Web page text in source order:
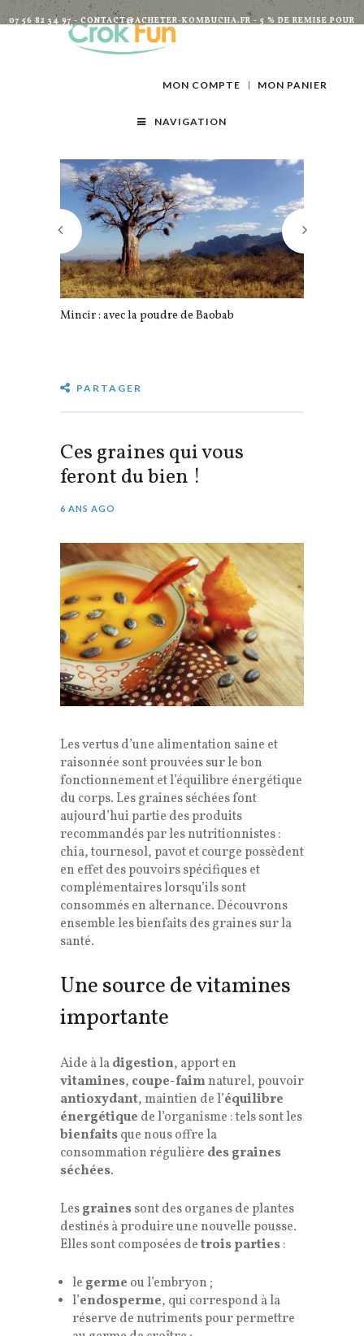
07 56 82 34 97 - CONTACT@ACHETER-KOMBUCHA.FR - 5 % DE REMISE POUR
MON COMPTE MON PANIER
NAVIGATION
Mincir : avec la poudre de Baobab
PARTAGER
Ces graines qui vous
feront du bien !
6 ANS AGO
Les vertus d’une alimentation saine et
raisonnée sont prouvées sur le bon
fonctionnement et l’équilibre énergétique
du corps. Les graines séchées font
aujourd’hui partie des produits
recommandés par les nutritionnistes :
chia, tournesol, pavot et courge possèdent
en effet des pouvoirs spécifiques et
complémentaires lorsqu’ils sont
consommés en alternance. Découvrons
ensemble les bienfaits des graines sur la
santé.
Une source de vitamines
importante
Aide à ladigestion, apport en
vitamines, coupe-faimnaturel, pouvoir
antioxydant, maintien de l’équilibre
énergétique de l’organisme : tels sont les
bienfaitsque nous offre la
consommation régulière des graines
séchées.
Lesgrainessont des organes de plantes
destinés à produire une nouvelle pousse.
Elles sont composées detrois parties:
le germe ou l’embryon ;
l’endosperme, qui correspond à la
réserve de nutriments pour permettre